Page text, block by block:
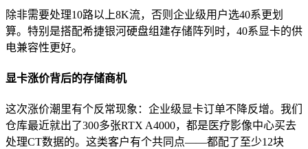
除非需要处理10路以上8K流，否则企业级用户选40系更划
算。特别是搭配希捷银河硬盘组建存储阵列时，40系显卡的供
电兼容性更好。
显卡涨价背后的存储商机
这次涨价潮里有个反常现象：企业级显卡订单不降反增。我们
仓库最近就出了300多张RTX A4000，都是医疗影像中心买去
处理CT数据的。这类客户有个共同点——都配了至少12块